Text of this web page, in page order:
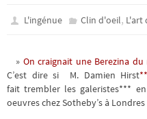
L'ingénue Clin d'oeil, L'art
» On craignait une Berezina du
C’est dire si M. Damien Hirst**
fait trembler les galeristes***
oeuvres chez Sotheby’s à